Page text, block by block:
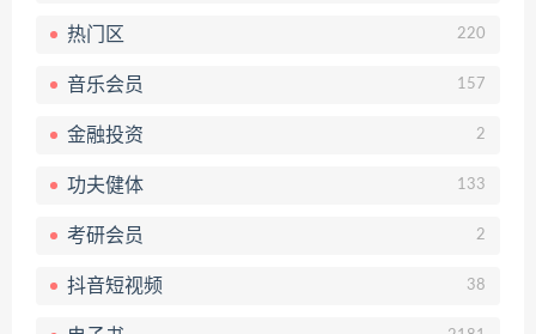
热门区 220
音乐会员 157
金融投资 2
功夫健体 133
考研会员 2
抖音短视频 38